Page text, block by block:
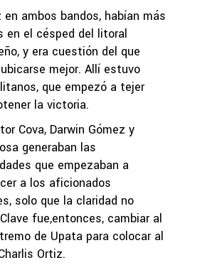
en ambos bandos, habían más
en el césped del litoral
y era cuestión del que
mejor. Allí estuvo
que empezó a tejer
la victoria.
Cova, Darwin Gómez y
generaban las
que empezaban a
a los aficionados
solo que la claridad no
fue,entonces, cambiar al
de Upata para colocar al
Ortiz.